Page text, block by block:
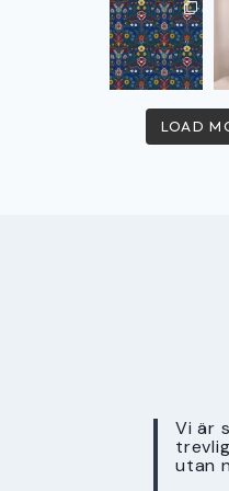
LOAD
Vi är
utan